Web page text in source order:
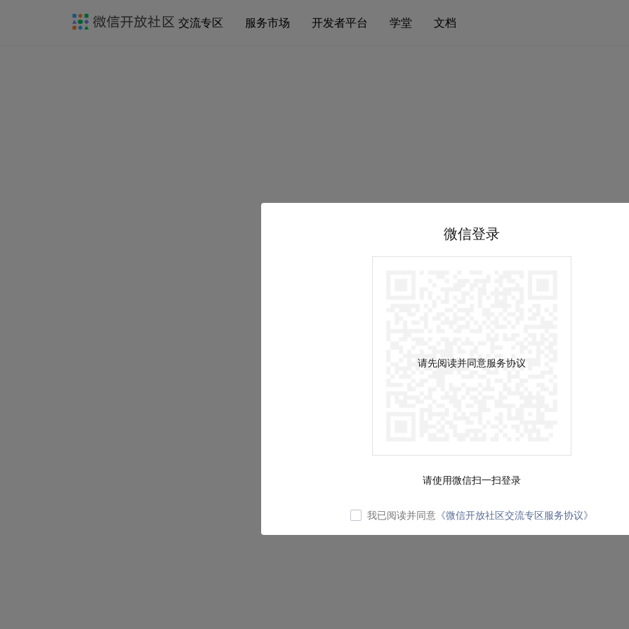
交流专区 服务市场 开发者平台 学堂 文档
微信登录
请先阅读并同意服务协议
请使用微信扫一扫登录
我已阅读并同意 《微信开放社区交流专区服务协议》